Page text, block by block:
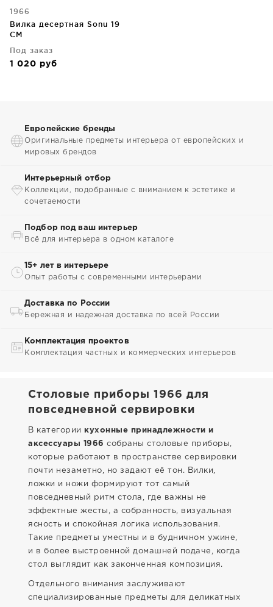
1966
Вилка десертная Sonu 19
CM
Под заказ
1 020 руб
Европейские бренды
Оригинальные предметы интерьера от европейских и
мировых брендов
Интерьерный отбор
Коллекции, подобранные с вниманием к эстетике и
сочетаемости
Подбор под ваш интерьер
Всё для интерьера в одном каталоге
15+ лет в интерьере
Опыт работы с современными интерьерами
Доставка по России
Бережная и надежная доставка по всей России
Комплектация проектов
Комплектация частных и коммерческих интерьеров
Столовые приборы 1966 для
повседневной сервировки
В категории кухонные принадлежности и
аксессуары 1966 собраны столовые приборы,
которые работают в пространстве сервировки
почти незаметно, но задают её тон. Вилки,
ложки и ножи формируют тот самый
повседневный ритм стола, где важны не
эффектные жесты, а собранность, визуальная
ясность и спокойная логика использования.
Такие предметы уместны и в будничном ужине,
и в более выстроенной домашней подаче, когда
стол выглядит как законченная композиция.
Отдельного внимания заслуживают
специализированные предметы для деликатных